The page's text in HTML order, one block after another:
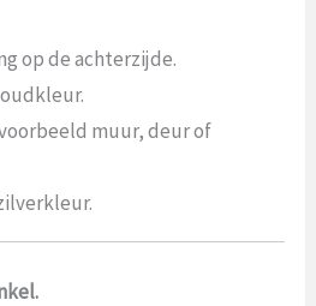
op de achterzijde.
muur, deur of